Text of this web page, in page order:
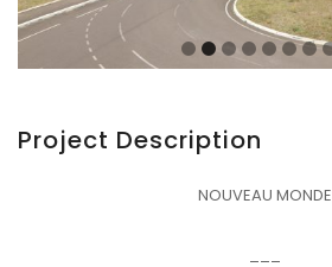
Project Description
NOUVEAU MONDE